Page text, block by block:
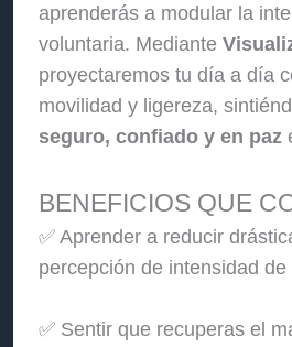
aprenderás a modular la
voluntaria. Mediante
proyectaremos tu día a día
movilidad y ligereza,
seguro, confiado y en paz
BENEFICIOS QUE
✅ Aprender a reducir
percepción de intensidad
✅ Sentir que recuperas el